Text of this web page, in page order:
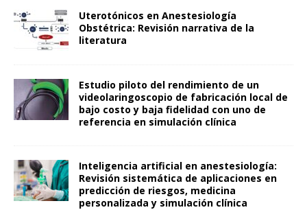
Uterotónicos en Anestesiología
Obstétrica: Revisión narrativa de la
literatura
Estudio piloto del rendimiento de un
videolaringoscopio de fabricación local de
bajo costo y baja fidelidad con uno de
referencia en simulación clínica
Inteligencia artificial en anestesiología:
Revisión sistemática de aplicaciones en
predicción de riesgos, medicina
personalizada y simulación clínica